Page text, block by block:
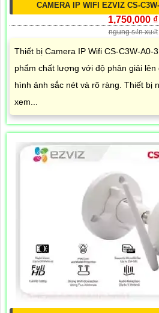
CAMERA IP WIFI EZVIZ CS-
1,750,000 ₫
ngung s₫n xu₫t
Thiết bị Camera IP Wifi CS-C3W-A0-
phẩm chất lượng với độ phân giải
hình ảnh sắc nét và rõ ràng. Thiết bị
xem...